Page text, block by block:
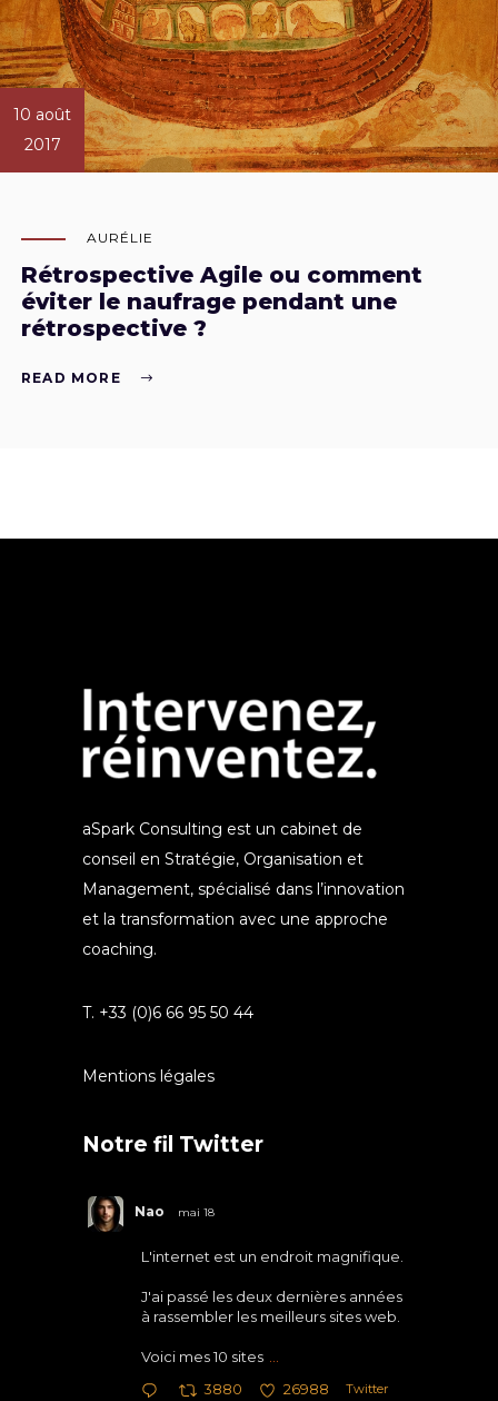
10 août
2017
AURÉLIE
Rétrospective Agile ou comment
éviter le naufrage pendant une
rétrospective ?
READ MORE
aSpark Consulting est un cabinet de
conseil en Stratégie, Organisation et
Management, spécialisé dans l’innovation
et la transformation avec une approche
coaching.
T. +33 (0)6 66 95 50 44
Mentions légales
Notre fil Twitter
Nao mai 18
L'internet est un endroit magnifique.
J'ai passé les deux dernières années
à rassembler les meilleurs sites web.
Voici mes 10 sites
3880 26988 Twitter